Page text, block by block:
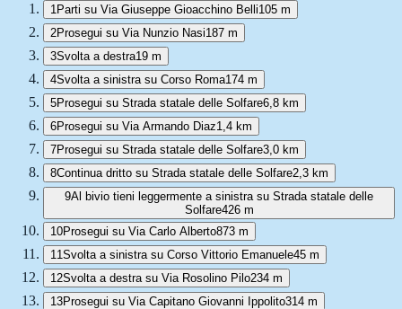
1 Parti su Via Giuseppe Gioacchino Belli105 m
2Prosegui su Via Nunzio Nasi187 m
3Svolta a destra19 m
4Svolta a sinistra su Corso Roma174 m
5Prosegui su Strada statale delle Solfare6,8 km
6Prosegui su Via Armando Diaz1,4 km
7Prosegui su Strada statale delle Solfare3,0 km
8Continua dritto su Strada statale delle Solfare2,3 km
9Al bivio tieni leggermente a sinistra su Strada statale delle
Solfare426 m
10Prosegui su Via Carlo Alberto873 m
11Svolta a sinistra su Corso Vittorio Emanuele45 m
12Svolta a destra su Via Rosolino Pilo234 m
13Prosegui su Via Capitano Giovanni Ippolito314 m